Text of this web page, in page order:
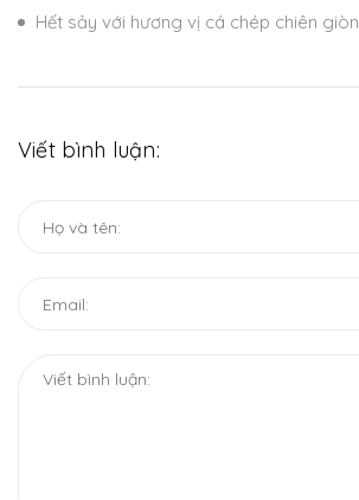
Hết sảy với hương vị cá chép chiên giòn
Viết bình luận: